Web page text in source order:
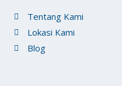
Tentang Kami
Lokasi Kami
Blog